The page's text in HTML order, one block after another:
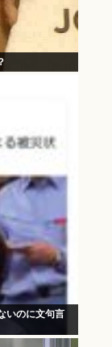
いのに文句言